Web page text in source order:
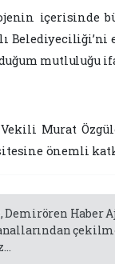
içerisinde
mutluluğu
Murat
önemli
Demirören